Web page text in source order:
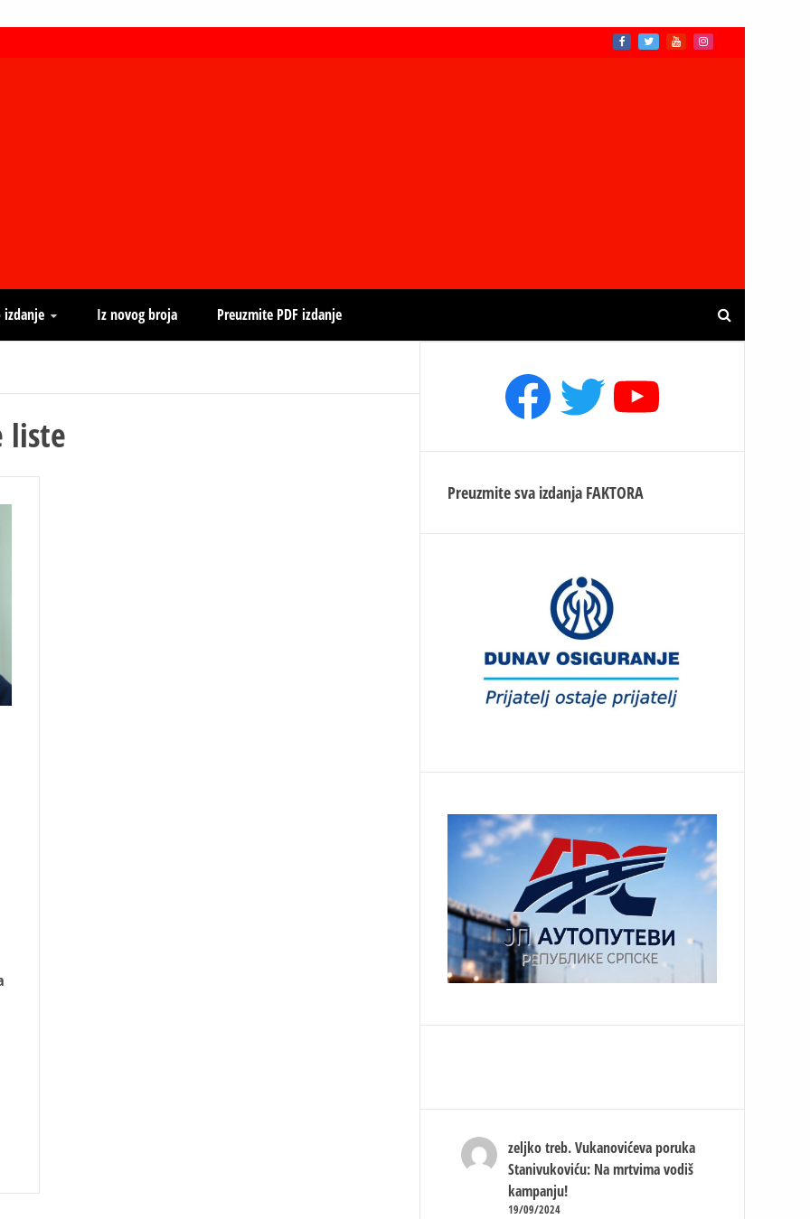
izdanje Iz novog broja Preuzmite PDF izdanje
liste
Facebook
TwitterYouTube
Preuzmite sva izdanja FAKTORA
zeljko treb. Vukanovićeva poruka
Stanivukoviću: Na mrtvima vodiš
kampanju!
19/09/2024